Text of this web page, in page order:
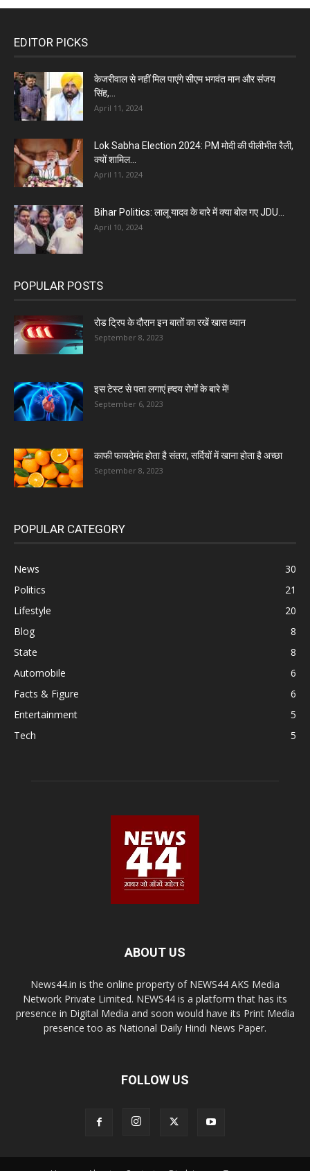
EDITOR PICKS
केजरीवाल से नहीं मिल पाएंगे सीएम भगवंत मान और संजय
सिंह,...
April 11, 2024
Lok Sabha Election 2024: PM मोदी की पीलीभीत रैली,
क्यों शामिल...
April 11, 2024
Bihar Politics: लालू यादव के बारे में क्या बोल गए JDU...
April 10, 2024
POPULAR POSTS
रोड ट्रिप के दौरान इन बातों का रखें खास ध्यान
September 8, 2023
इस टेस्ट से पता लगाएं ह्दय रोगों के बारे में!
September 6, 2023
काफी फायदेमंद होता है संतरा, सर्दियों में खाना होता है अच्छा
September 8, 2023
POPULAR CATEGORY
News
30
Politics
21
Lifestyle
20
Blog
8
State
8
Automobile
6
Facts & Figure
6
Entertainment
5
Tech
5
ABOUT US
News44.in is the online property of NEWS44 AKS Media
Network Private Limited. NEWS44 is a platform that has its
presence in Digital Media and soon would have its Print Media
presence too as National Daily Hindi News Paper.
FOLLOW US